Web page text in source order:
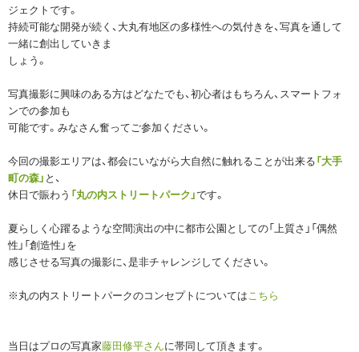
ジェクトです。
持続可能な開発が続く、大丸有地区の多様性への気付きを、写真を通して
一緒に創出していきま
しょう。
写真撮影に興味のある方はどなたでも、初心者はもちろん、スマートフォ
ンでの参加も
可能です。みなさん奮ってご参加ください。
今回の撮影エリアは、都会にいながら大自然に触れることが出来る 「大手
町の森」 と、
休日で賑わう 「丸の内ストリートパーク」です。
夏らしく心躍るような空間演出の中に都市公園としての「上質さ」「偶然
性」「創造性」を
感じさせる写真の撮影に、是非チャレンジしてください。
※丸の内ストリートパークのコンセプトについてはこちら
当日はプロの写真家藤田修平さんに帯同して頂きます。